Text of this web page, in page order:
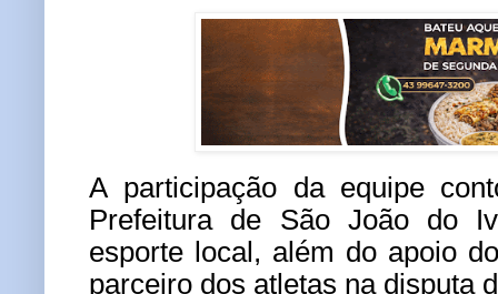
A participação da equipe
Prefeitura de São João do
esporte local, além do apoio
parceiro dos atletas na disputa